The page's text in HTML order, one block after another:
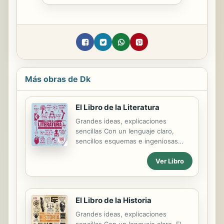
Más obras de Dk
El Libro de la Literatura
Grandes ideas, explicaciones
sencillas Con un lenguaje claro,
sencillos esquemas e ingeniosas
ilustraciones, El libro de la literatura
es el manual perfecto para
introducirse en la historia de la
epopeyas antiguas como la Ilíada o el
Mahabharata hasta la obra de
autores contemporáneos como
Gabriel García Márquez o Margaret
Ver Libro
El Libro de la Historia
Grandes ideas, explicaciones